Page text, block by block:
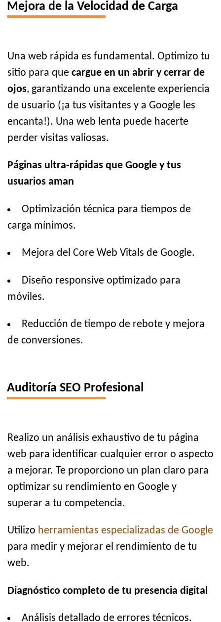
Mejora de la Velocidad de Carga
Una web rápida es fundamental. Optimizo tu
sitio para que cargue en un abrir y cerrar de
ojos, garantizando una excelente experiencia
de usuario (¡a tus visitantes y a Google les
encanta!). Una web lenta puede hacerte
perder visitas valiosas.
Páginas ultra-rápidas que Google y tus
usuarios aman
Optimización técnica para tiempos de
carga mínimos.
Mejora del Core Web Vitals de Google.
Diseño responsive optimizado para
móviles.
Reducción de tiempo de rebote y mejora
de conversiones.
Auditoría SEO Profesional
Realizo un análisis exhaustivo de tu página
web para identificar cualquier error o aspecto
a mejorar. Te proporciono un plan claro para
optimizar su rendimiento en Google y
superar a tu competencia.
Utilizo herramientas especializadas de Google
para medir y mejorar el rendimiento de tu
web.
Diagnóstico completo de tu presencia digital
Análisis detallado de errores técnicos.